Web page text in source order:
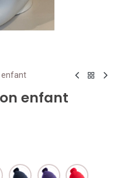
enfant
enfant